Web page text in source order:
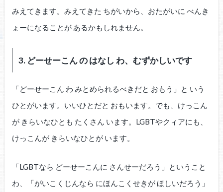
みえてきます。みえてきた ちがいから、おたがいに べんき
ょーになることが あるかもしれません。
3. どーせーこん の はなし わ、むずかしいです
「どーせーこん わ みとめられるべきだと おもう」と いう
ひとがいます。いいひとだと おもいます。でも、けっこん
が きらいなひとも たくさん います。LGBTやクィアにも、
けっこんが きらいなひとが います。
「LGBTなら どーせーこんに さんせーだろう」ということ
わ、「がいこくじんなら にほんこくせきが ほしいだろう」